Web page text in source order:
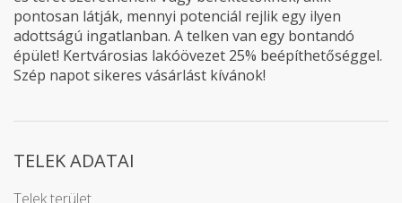
pontosan látják, mennyi potenciál rejlik egy ilyen
adottságú ingatlanban. A telken van egy bontandó
épület! Kertvárosias lakóövezet 25% beépíthetőséggel.
Szép napot sikeres vásárlást kívánok!
TELEK ADATAI
Telek terület